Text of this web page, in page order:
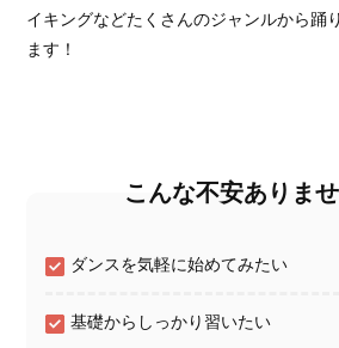
イキングなどたくさんのジャンルから踊
ます！
こんな不安ありま
ダンスを気軽に始めてみたい
基礎からしっかり習いたい